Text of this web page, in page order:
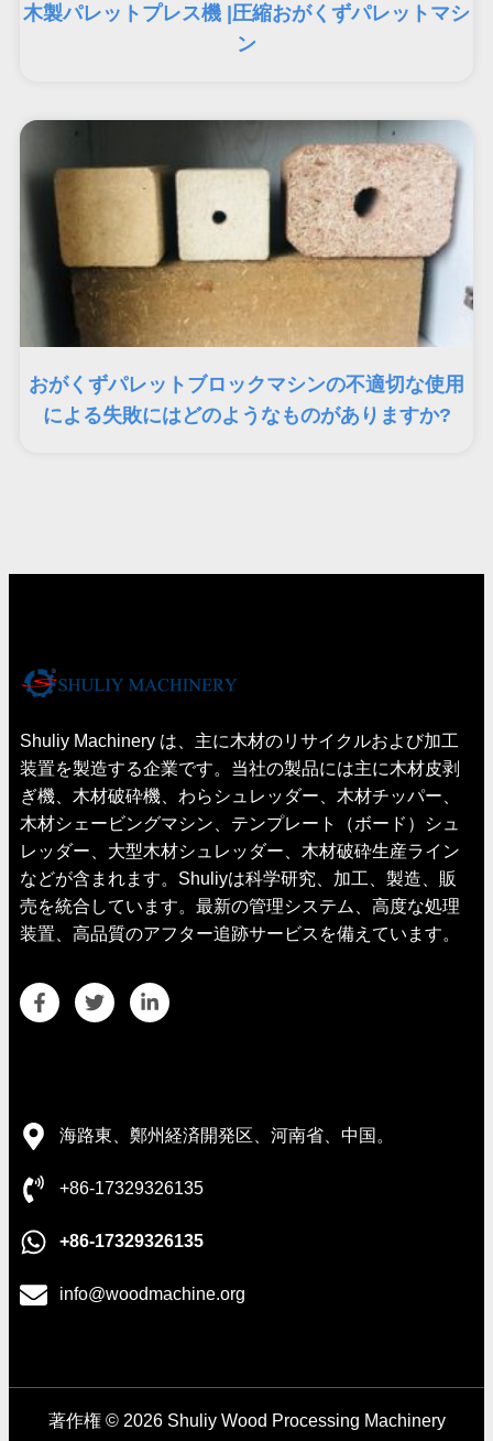
木製パレットプレス機 |圧縮おがくずパレットマシ
ン
おがくずパレットブロックマシンの不適切な使用
による失敗にはどのようなものがありますか?
Shuliy Machinery は、主に木材のリサイクルおよび加工
装置を製造する企業です。当社の製品には主に木材皮剥
ぎ機、木材破砕機、わらシュレッダー、木材チッパー、
木材シェービングマシン、テンプレート（ボード）シュ
レッダー、大型木材シュレッダー、木材破砕生産ライン
などが含まれます。Shuliyは科学研究、加工、製造、販
売を統合しています。最新の管理システム、高度な処理
装置、高品質のアフター追跡サービスを備えています。
海路東、鄭州経済開発区、河南省、中国。
+86-17329326135
+86-17329326135
info@woodmachine.org
著作権 © 2026 Shuliy Wood Processing Machinery